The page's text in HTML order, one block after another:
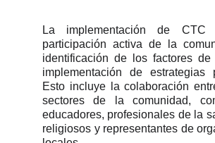
La implementación de CTC
participación activa de la
identificación de los factores
implementación de estrategias
Esto incluye la colaboración
sectores de la comunidad,
educadores, profesionales de la
religiosos y representantes de